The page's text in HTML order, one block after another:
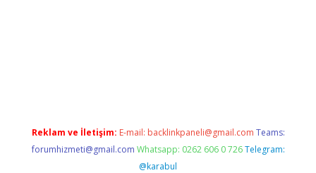
Reklam ve İletişim: E-mail: backlinkpaneli@gmail.com Teams:
forumhizmeti@gmail.com Whatsapp: 0262 606 0 726 Telegram:
@karabul